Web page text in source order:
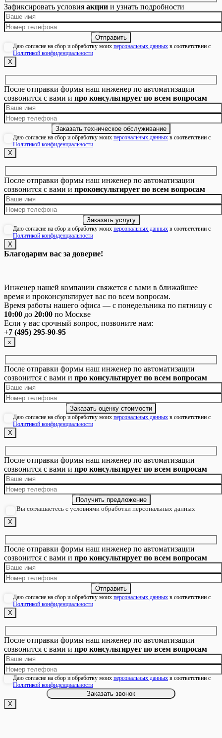
Зафиксировать условия акции и узнать подробности
Даю согласие на сбор и обработку моих персональных данных в соответствии с
Политикой конфиденциальности
Х
После отправки формы наш инженер по автоматизации
созвонится с вами и про консультирует по всем вопросам
Даю согласие на сбор и обработку моих персональных данных в соответствии с
Политикой конфиденциальности
Х
После отправки формы наш инженер по автоматизации
созвонится с вами и проконсультирует по всем вопросам
Даю согласие на сбор и обработку моих персональных данных в соответствии с
Политикой конфиденциальности
Х
Благодарим вас за доверие!
Инженер нашей компании свяжется с вами в ближайшее
время и проконсультирует вас по всем вопросам.
Время работы нашего офиса — с понедельника по пятницу с
10:00 до 20:00 по Москве
Если у вас срочный вопрос, позвоните нам:
+7 (495) 295-90-95
х
После отправки формы наш инженер по автоматизации
созвонится с вами и про консультирует по всем вопросам
Даю согласие на сбор и обработку моих персональных данных в соответствии с
Политикой конфиденциальности
Х
После отправки формы наш инженер по автоматизации
созвонится с вами и про консультирует по всем вопросам
Вы соглашаетесь с условиями обработки персональных данных
Х
После отправки формы наш инженер по автоматизации
созвонится с вами и про консультирует по всем вопросам
Даю согласие на сбор и обработку моих персональных данных в соответствии с
Политикой конфиденциальности
Х
После отправки формы наш инженер по автоматизации
созвонится с вами и про консультирует по всем вопросам
Даю согласие на сбор и обработку моих персональных данных в соответствии с
Политикой конфиденциальности
Х